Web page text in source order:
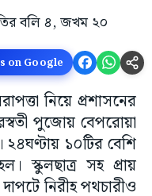
on Google
নিয়ে প্রশাসনের
পুজোয় বেপরোয়া
২৪ঘণ্টায় ১০টির বেশি
স্কুলছাত্র সহ প্রায়
নিরীহ পথচারীও